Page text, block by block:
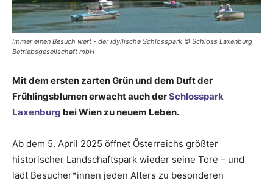
Immer einen Besuch wert - der idyllische Schlosspark © Schloss Laxenburg
Betriebsgesellschaft mbH
Mit dem ersten zarten Grün und dem Duft der
Frühlingsblumen erwacht auch derSchlosspark
Laxenburg bei Wien zu neuem Leben.
Ab dem 5. April 2025 öffnet Österreichs größter
historischer Landschaftspark wieder seine Tore – und
lädt Besucher*innen jeden Alters zu besonderen